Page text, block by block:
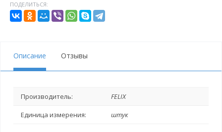
ПОДЕЛИТЬСЯ:
Описание Отзывы
Производитель: FELIX
Единица измерения: штук